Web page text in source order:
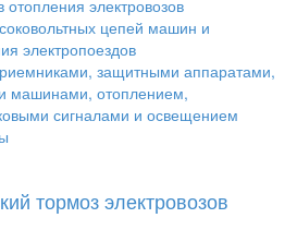
электровозов
цепей машин и
электропоездов
защитными аппаратами,
машинами, отоплением,
сигналами и освещением
тормоз электровозов